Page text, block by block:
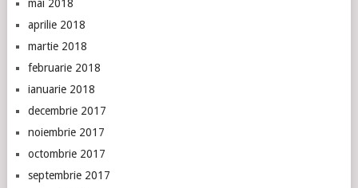
mai 2018
aprilie 2018
martie 2018
februarie 2018
ianuarie 2018
decembrie 2017
noiembrie 2017
octombrie 2017
septembrie 2017